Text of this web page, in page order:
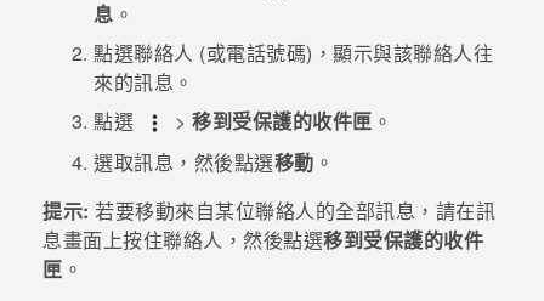
息 。
點選聯絡人 (或電話號碼)，顯示與該聯絡人往
來的訊息。
點選
> 移到受保護的收件匣 。
選取訊息，然後點選移動 。
提示: 若要移動來自某位聯絡人的全部訊息，請在訊
息畫面上按住聯絡人，然後點選移到受保護的收件
匣 。